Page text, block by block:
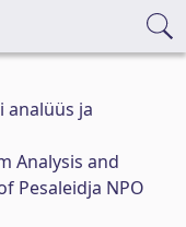
analüüs ja
Analysis and
Pesaleidja NPO